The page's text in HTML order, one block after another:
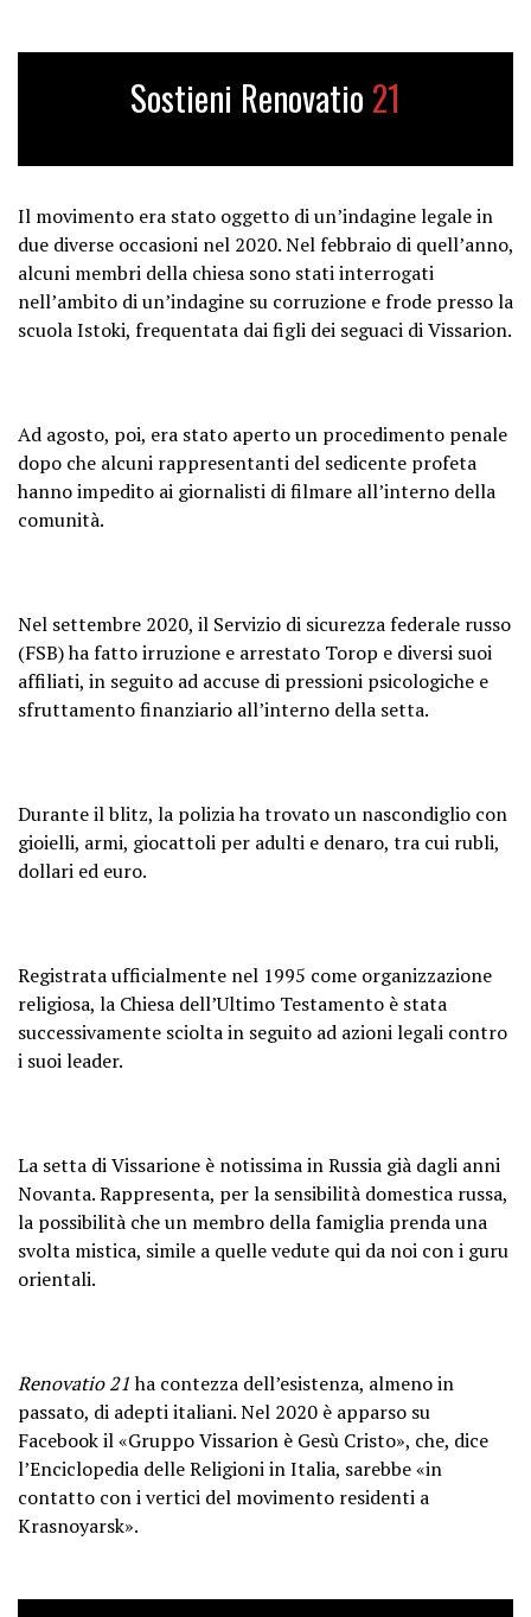
Sostieni Renovatio 21
Il movimento era stato oggetto di un’indagine legale in
due diverse occasioni nel 2020. Nel febbraio di quell’anno,
alcuni membri della chiesa sono stati interrogati
nell’ambito di un’indagine su corruzione e frode presso la
scuola Istoki, frequentata dai figli dei seguaci di Vissarion.
Ad agosto, poi, era stato aperto un procedimento penale
dopo che alcuni rappresentanti del sedicente profeta
hanno impedito ai giornalisti di filmare all’interno della
comunità.
Nel settembre 2020, il Servizio di sicurezza federale russo
(FSB) ha fatto irruzione e arrestato Torop e diversi suoi
affiliati, in seguito ad accuse di pressioni psicologiche e
sfruttamento finanziario all’interno della setta.
Durante il blitz, la polizia ha trovato un nascondiglio con
gioielli, armi, giocattoli per adulti e denaro, tra cui rubli,
dollari ed euro.
Registrata ufficialmente nel 1995 come organizzazione
religiosa, la Chiesa dell’Ultimo Testamento è stata
successivamente sciolta in seguito ad azioni legali contro
i suoi leader.
La setta di Vissarione è notissima in Russia già dagli anni
Novanta. Rappresenta, per la sensibilità domestica russa,
la possibilità che un membro della famiglia prenda una
svolta mistica, simile a quelle vedute qui da noi con i guru
orientali.
Renovatio 21ha contezza dell’esistenza, almeno in
passato, di adepti italiani. Nel 2020 è apparso su
Facebook il «Gruppo Vissarion è Gesù Cristo», che, dice
l’Enciclopedia delle Religioni in Italia, sarebbe «in
contatto con i vertici del movimento residenti a
Krasnoyarsk».